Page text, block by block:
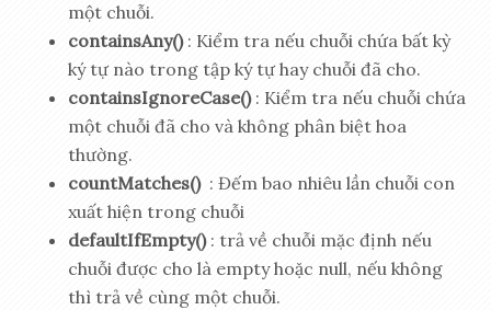
một chuỗi.
containsAny(): Kiểm tra nếu chuỗi chứa bất kỳ
ký tự nào trong tập ký tự hay chuỗi đã cho.
containsIgnoreCase(): Kiểm tra nếu chuỗi chứa
một chuỗi đã cho và không phân biệt hoa
thường.
countMatches(): Đếm bao nhiêu lần chuỗi con
xuất hiện trong chuỗi
defaultIfEmpty(): trả về chuỗi mặc định nếu
chuỗi được cho là empty hoặc null, nếu không
thì trả về cùng một chuỗi.